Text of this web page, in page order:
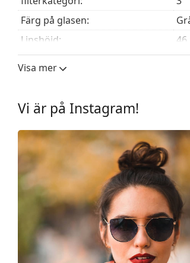
Färg på glasen:
Linshöjd:
Linsbredd:
58
UV-filter 400:
Båge
Bågform:
Bågfärg:
Bågmaterial:
Storlek:
M
Skalmlängd:
Näsbryggans bredd:
15
Visa mer
Vi är på Instagram!